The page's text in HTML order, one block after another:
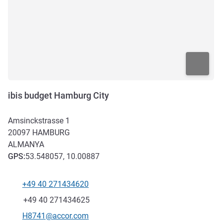
ibis budget Hamburg City
Amsinckstrasse 1
20097 HAMBURG
ALMANYA
GPS:53.548057, 10.00887
Telefon
+49 40 271434620
Faks
+49 40 271434625
İletişim için e-posta
H8741@accor.com